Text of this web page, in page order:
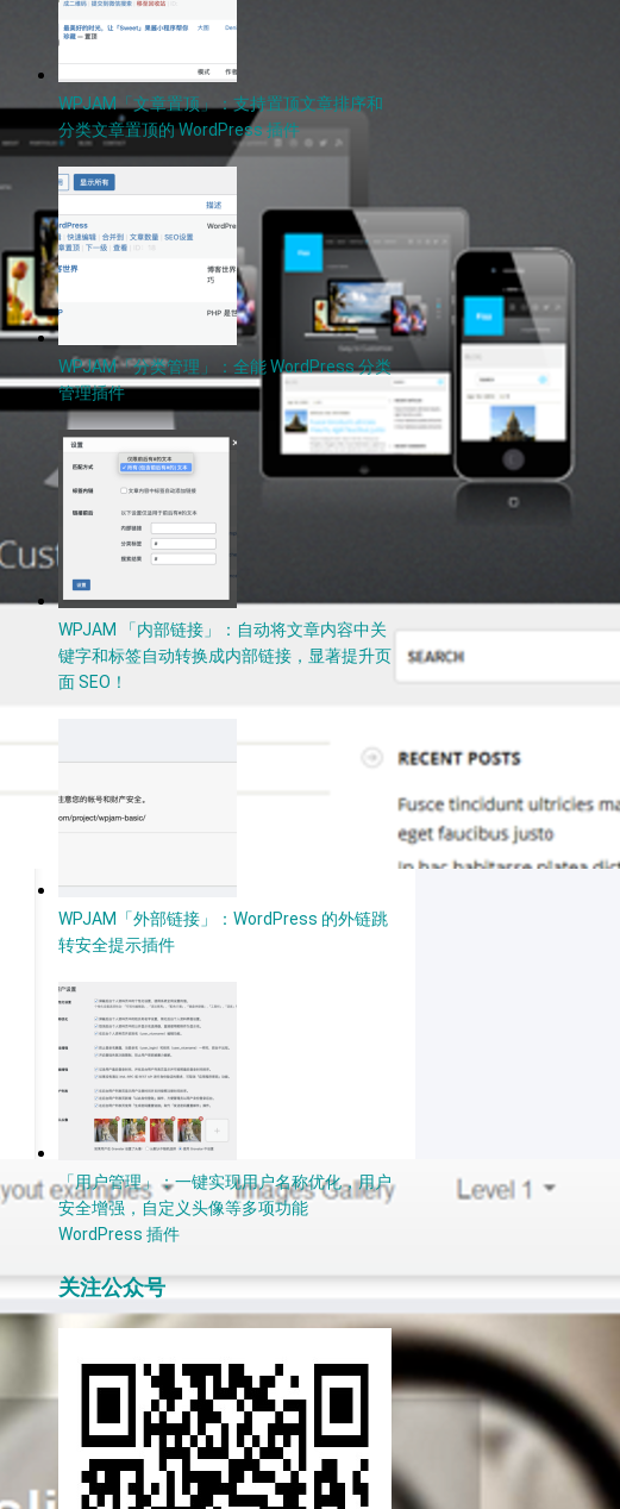
WPJAM「文章置顶」：支持置顶文章排序和
分类文章置顶的 WordPress 插件
WPJAM「分类管理」：全能 WordPress 分类
管理插件
WPJAM 「内部链接」：自动将文章内容中关
键字和标签自动转换成内部链接，显著提升页
面 SEO！
WPJAM「外部链接」：WordPress 的外链跳
转安全提示插件
「用户管理」：一键实现用户名称优化，用户
安全增强，自定义头像等多项功能
WordPress 插件
关注公众号